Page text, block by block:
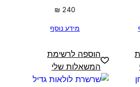
₪ 240
מידע נוסף
הוספה לרשימת
המשאלות שלי